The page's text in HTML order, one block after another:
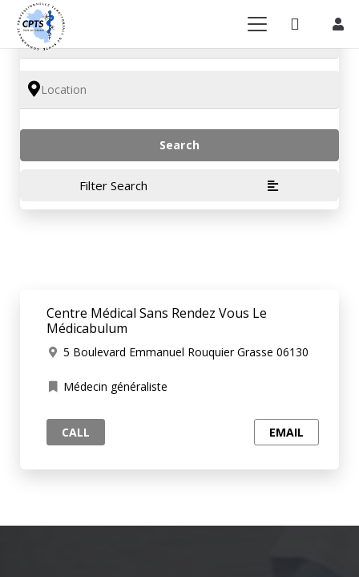
Filter Search
Centre Médical Sans Rendez Vous Le
Médicabulum
5 Boulevard Emmanuel Rouquier Grasse 06130
Médecin généraliste
CALL EMAIL